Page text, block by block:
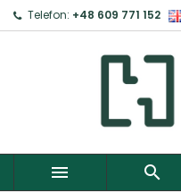
Telefon: +48 609 771 152
 